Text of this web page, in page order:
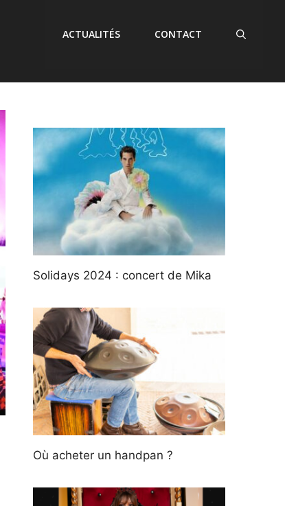
ACTUALITÉS CONTACT
Solidays 2024 : concert de Mika
Où acheter un handpan ?